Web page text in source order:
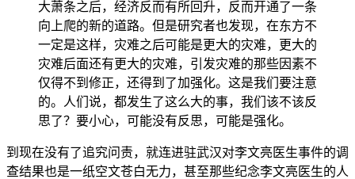
大萧条之后，经济反而有所回升，反而开通了一条
向上爬的新的道路。但是研究者也发现，在东方不
一定是这样，灾难之后可能是更大的灾难，更大的
灾难后面还有更大的灾难，引发灾难的那些因素不
仅得不到修正，还得到了加强化。这是我们要注意
的。人们说，都发生了这么大的事，我们该不该反
思了？要小心，可能没有反思，可能是强化。
到现在没有了追究问责，就连进驻武汉对李文亮医生事件的调
查结果也是一纸空文苍白无力，甚至那些纪念李文亮医生的人